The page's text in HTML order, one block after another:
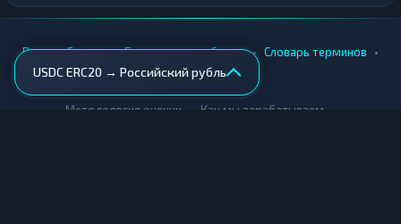
USDC ERC20 → Российский рубль
Вики • Города • Безопасность обмена • Словарь терминов •
AML-проверка
Методология оценки Как мы зарабатываем